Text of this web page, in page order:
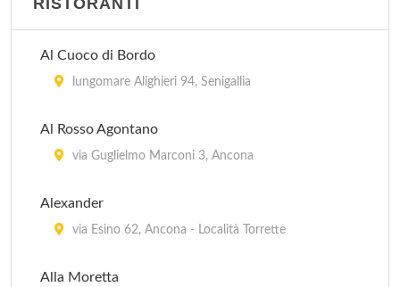
RISTORANTI
Al Cuoco di Bordo
lungomare Alighieri 94, Senigallia
Al Rosso Agontano
via Guglielmo Marconi 3, Ancona
Alexander
via Esino 62, Ancona - Località Torrette
Alla Moretta